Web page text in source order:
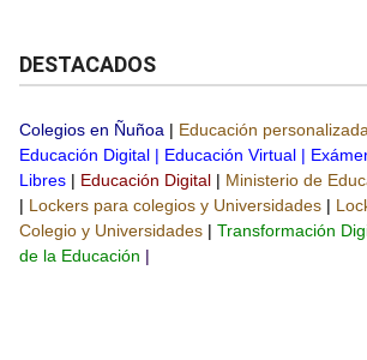
DESTACADOS
Colegios en Ñuñoa | Educación personalizada
Educación Digital | Educación Virtual |
Libres | Educación Digital | Ministerio de
| Lockers para colegios y Universidades |
Colegio y Universidades | Transformación
de la Educación |